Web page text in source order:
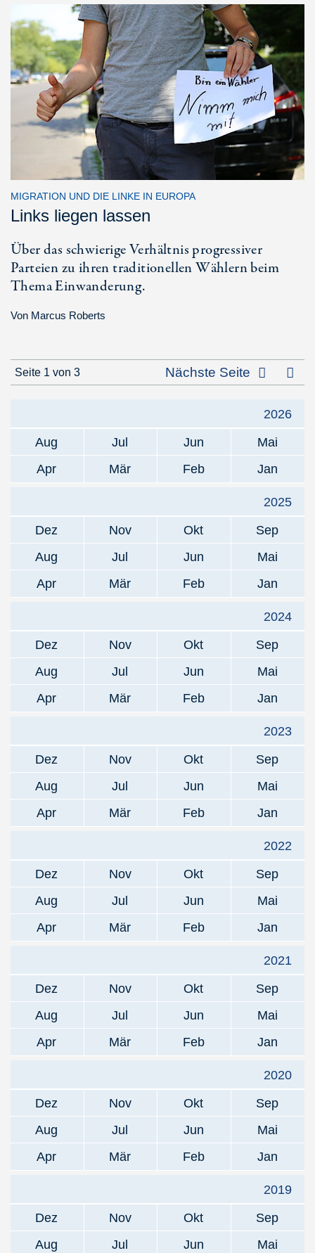
MIGRATION UND DIE LINKE IN EUROPA
Links liegen lassen
Über das schwierige Verhältnis progressiver
Parteien zu ihren traditionellen Wählern beim
Thema Einwanderung.
Von Marcus Roberts
Seite 1 von 3 Nächste Seite
2026
Aug
Jul Jun
Mai
Apr
Mär Feb Jan
2025
Dez
Nov Okt
Sep
Aug
Jul Jun
Mai
Apr
Mär Feb Jan
2024
Dez
Nov Okt
Sep
Aug
Jul Jun
Mai
Apr
Mär Feb Jan
2023
Dez
Nov Okt
Sep
Aug
Jul Jun
Mai
Apr
Mär Feb Jan
2022
Dez
Nov Okt
Sep
Aug
Jul Jun
Mai
Apr
Mär Feb Jan
2021
Dez
Nov Okt
Sep
Aug
Jul Jun
Mai
Apr
Mär Feb Jan
2020
Dez
Nov Okt
Sep
Aug
Jul Jun
Mai
Apr
Mär Feb Jan
2019
Dez
Nov Okt
Sep
Aug
Jul Jun
Mai